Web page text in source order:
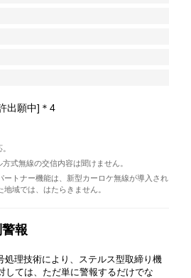
出願中]＊4
式無線の交信内容は聞けません。
トナー機能は、新型カーロケ無線が導入され
域では、はたらきません。
報
処理技術により、ステルス型取締り機
しては、ただ単に警報するだけでな